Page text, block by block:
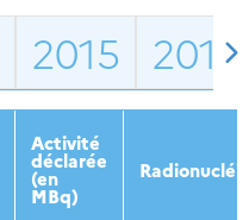
2015 2016
Activité
déclarée
(en
MBq)